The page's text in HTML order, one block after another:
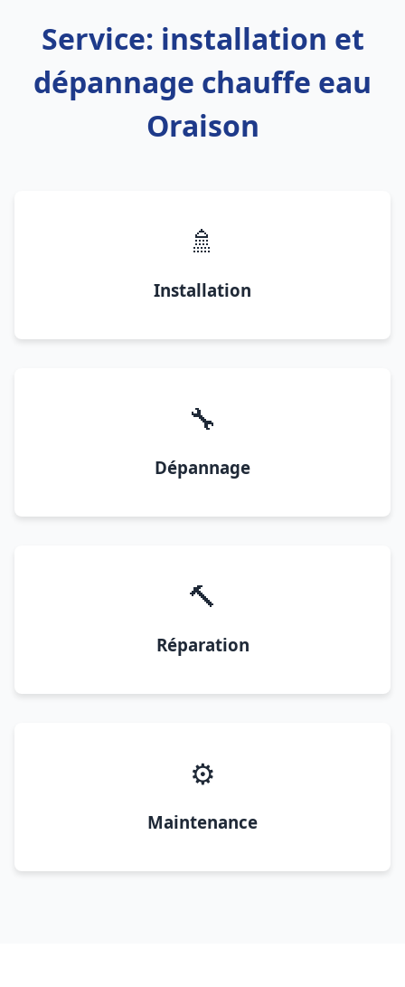
Service: installation et
dépannage chauffe eau
Oraison
🚿
Installation
🔧
Dépannage
🔨
Réparation
⚙️
Maintenance